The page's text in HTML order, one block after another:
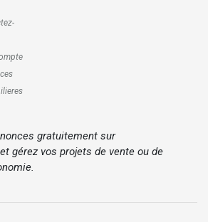
gratuitement sur
et gérez vos projets de vente ou de